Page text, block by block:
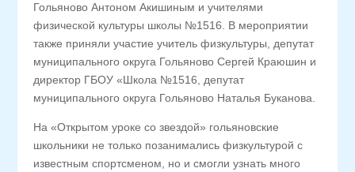
Гольяново Антоном Акишиным и учителями
физической культуры школы №1516. В мероприятии
также приняли участие учитель физкультуры, депутат
муниципального округа Гольяново Сергей Краюшин и
директор ГБОУ «Школа №1516, депутат
муниципального округа Гольяново Наталья Буканова.
На «Открытом уроке со звездой» гольяновские
школьники не только позанимались физкультурой с
известным спортсменом, но и смогли узнать много